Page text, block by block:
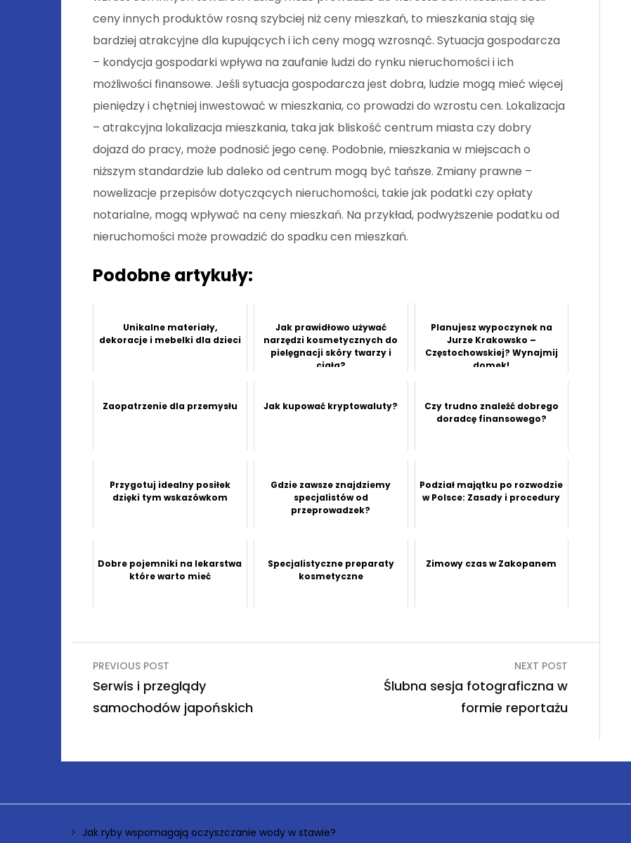
ceny innych produktów rosną szybciej niż ceny mieszkań, to mieszkania stają się
bardziej atrakcyjne dla kupujących i ich ceny mogą wzrosnąć. Sytuacja gospodarcza
– kondycja gospodarki wpływa na zaufanie ludzi do rynku nieruchomości i ich
możliwości finansowe. Jeśli sytuacja gospodarcza jest dobra, ludzie mogą mieć więcej
pieniędzy i chętniej inwestować w mieszkania, co prowadzi do wzrostu cen. Lokalizacja
– atrakcyjna lokalizacja mieszkania, taka jak bliskość centrum miasta czy dobry
dojazd do pracy, może podnosić jego cenę. Podobnie, mieszkania w miejscach o
niższym standardzie lub daleko od centrum mogą być tańsze. Zmiany prawne –
nowelizacje przepisów dotyczących nieruchomości, takie jak podatki czy opłaty
notarialne, mogą wpływać na ceny mieszkań. Na przykład, podwyższenie podatku od
nieruchomości może prowadzić do spadku cen mieszkań.
Podobne artykuły:
Unikalne materiały,
dekoracje i mebelki dla dzieci
Jak prawidłowo używać
narzędzi kosmetycznych do
pielęgnacji skóry twarzy i
ciała?
Planujesz wypoczynek na
Jurze Krakowsko –
Częstochowskiej? Wynajmij
domek!
Zaopatrzenie dla przemysłu Jak kupować kryptowaluty?
Czy trudno znaleźć dobrego
doradcę finansowego?
Przygotuj idealny posiłek
dzięki tym wskazówkom
Gdzie zawsze znajdziemy
specjalistów od
przeprowadzek?
Podział majątku po rozwodzie
w Polsce: Zasady i procedury
Dobre pojemniki na lekarstwa
które warto mieć
Specjalistyczne preparaty
kosmetyczne
Zimowy czas w Zakopanem
Nawigacja
wpisu
PREVIOUS POST
Serwis i przeglądy
samochodów japońskich
NEXT POST
Ślubna sesja fotograficzna w
formie reportażu
Jak ryby wspomagają oczyszczanie wody w stawie?